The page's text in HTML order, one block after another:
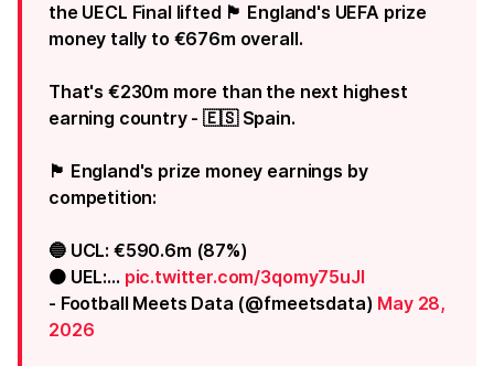
the UECL Final lifted 🏴󠁧󠁢󠁥󠁮󠁧󠁿 England's UEFA prize
money tally to €676m overall.
That's €230m more than the next highest
earning country - 🇪🇸 Spain.
🏴󠁧󠁢󠁥󠁮󠁧󠁿 England's prize money earnings by
competition:
🔵 UCL: €590.6m (87%)
🟠 UEL:… pic.twitter.com/3qomy75uJl
- Football Meets Data (@fmeetsdata) May 28,
2026